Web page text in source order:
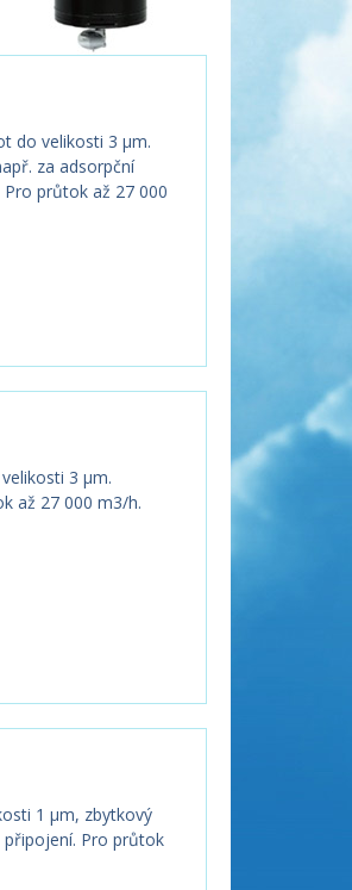
do velikosti 3 µm.
za adsorpční
průtok až 27 000
3 µm.
až 27 000 m3/h.
1 µm, zbytkový
Pro průtok